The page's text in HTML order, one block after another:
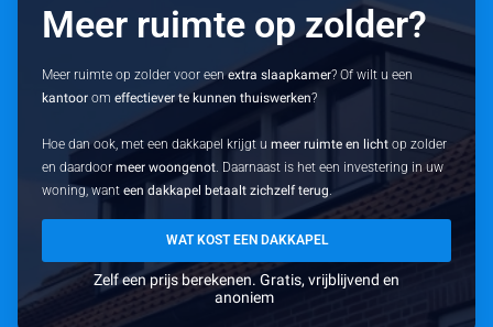
Meer ruimte op zolder?
Meer ruimte op zolder voor eenextra slaapkamer? Of wilt u een
kantoor omeffectiever te kunnen thuiswerken?
Hoe dan ook, met een dakkapel krijgt umeer ruimte en licht op zolder
en daardoormeer woongenot . Daarnaast is het een investering in uw
woning, wanteen dakkapel betaalt zichzelf terug
WAT KOST EEN DAKKAPEL
Zelf een prijs berekenen. Gratis, vrijblijvend en
anoniem